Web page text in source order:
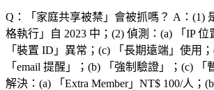
Q：「 家庭共享被禁 」會被抓嗎？ A：(1)
格執行 」自 2023 中；(2) 偵測：(a) 「 IP 位
「 裝置 ID 」異常；(c) 「 長期遠端 」使用
「 email 提醒 」；(b) 「 強制驗證 」；(c) 「
解決：(a) 「 Extra Member」NT$ 100/人；